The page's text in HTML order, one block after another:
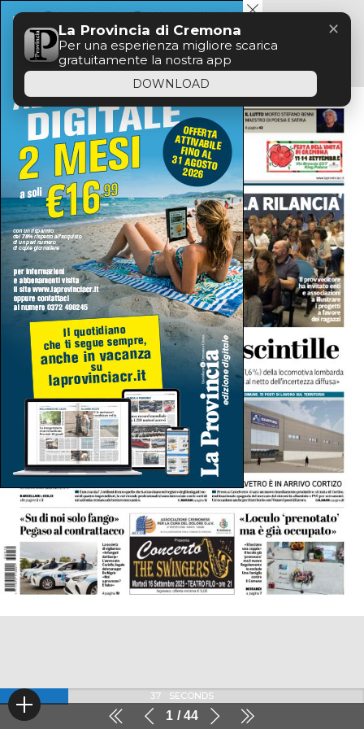
1 44
37 SECONDS
La Provincia di Cremona
Per una esperienza migliore scarica
gratuitamente la nostra app
DOWNLOAD
✕
Menu